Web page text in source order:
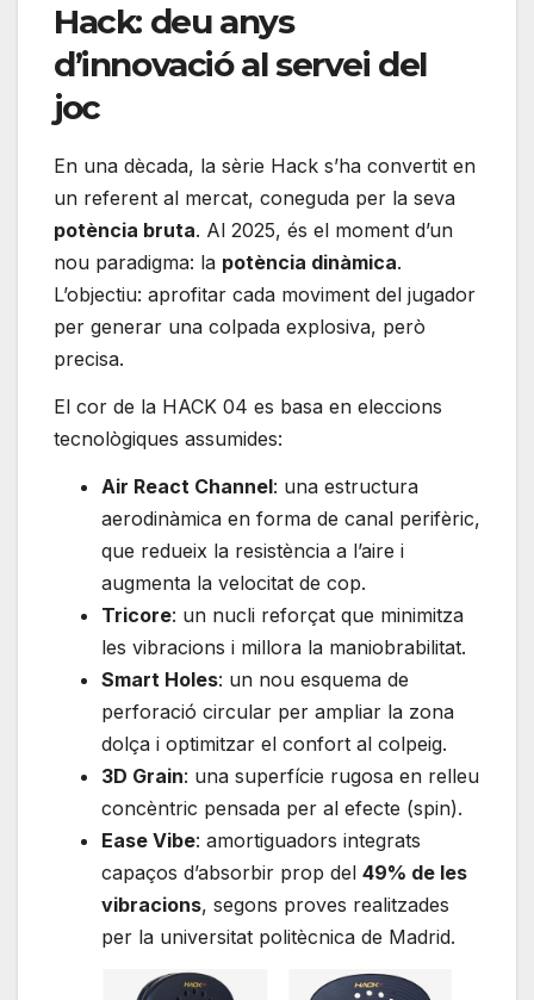
Hack: deu anys
d’innovació al servei del
joc
En una dècada, la sèrie Hack s’ha convertit en
un referent al mercat, coneguda per la seva
potència bruta. Al 2025, és el moment d’un
nou paradigma: la potència dinàmica.
L’objectiu: aprofitar cada moviment del jugador
per generar una colpada explosiva, però
precisa.
El cor de la HACK 04 es basa en eleccions
tecnològiques assumides:
Air React Channel: una estructura
aerodinàmica en forma de canal perifèric,
que redueix la resistència a l’aire i
augmenta la velocitat de cop.
Tricore: un nucli reforçat que minimitza
les vibracions i millora la maniobrabilitat.
Smart Holes: un nou esquema de
perforació circular per ampliar la zona
dolça i optimitzar el confort al colpeig.
3D Grain: una superfície rugosa en relleu
concèntric pensada per al efecte (spin).
Ease Vibe: amortiguadors integrats
capaços d’absorbir prop del 49% de les
vibracions, segons proves realitzades
per la universitat politècnica de Madrid.